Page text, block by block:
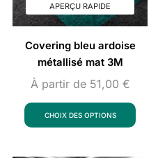
APERÇU RAPIDE
Covering bleu ardoise
métallisé mat 3M
À partir de 51,00 €
CHOIX DES OPTIONS